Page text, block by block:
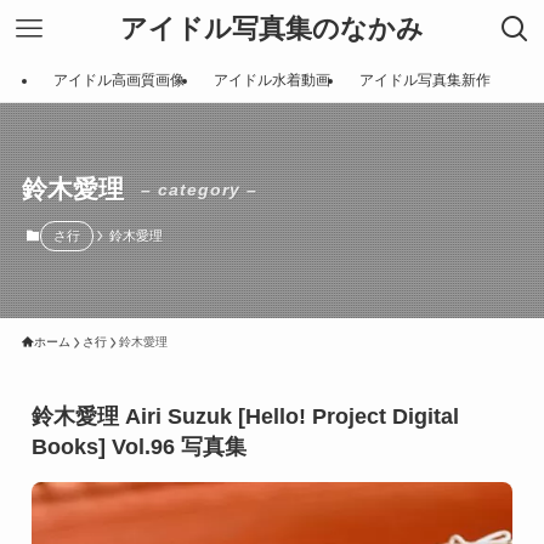
アイドル写真集のなかみ
アイドル高画質画像 アイドル水着動画 アイドル写真集新作
鈴木愛理 – category –
さ行 鈴木愛理
ホーム さ行 鈴木愛理
鈴木愛理 Airi Suzuk [Hello! Project Digital
Books] Vol.96 写真集